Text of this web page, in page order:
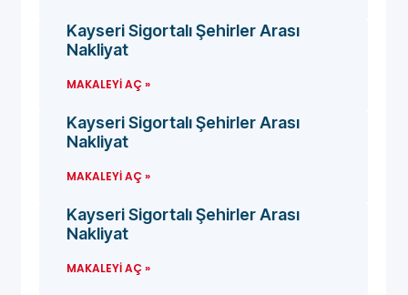
Kayseri Sigortalı Şehirler Arası
Nakliyat
MAKALEYI AÇ »
Kayseri Sigortalı Şehirler Arası
Nakliyat
MAKALEYI AÇ »
Kayseri Sigortalı Şehirler Arası
Nakliyat
MAKALEYI AÇ »